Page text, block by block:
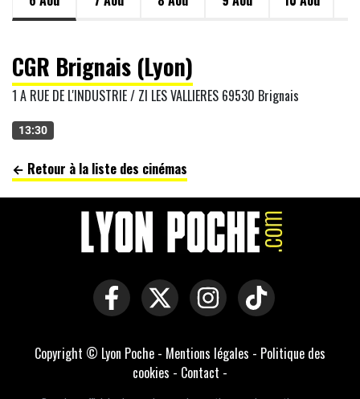
CGR Brignais (Lyon)
1 A RUE DE L'INDUSTRIE / ZI LES VALLIERES 69530 Brignais
13:30
← Retour à la liste des cinémas
Copyright © Lyon Poche - Mentions légales - Politique des
cookies - Contact -